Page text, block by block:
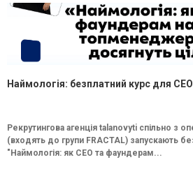
Наймологія: безплатний курс для
Рекрутингова агенція talanovyti спільно з
(входять до групи FRACTAL) запускають
"Наймологія: як СEO та фаундерам...